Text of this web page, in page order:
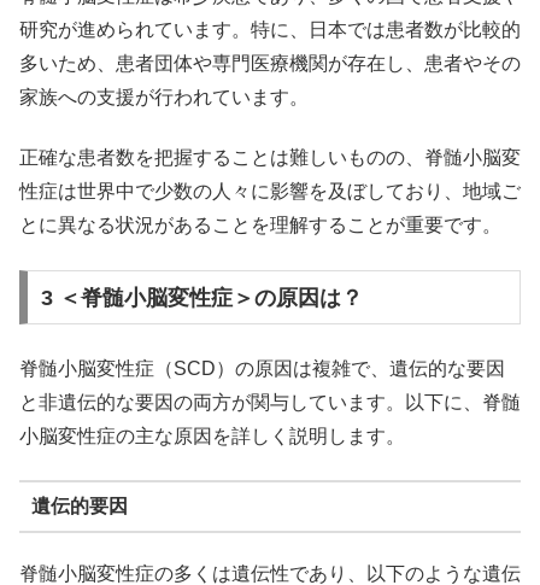
研究が進められています。特に、日本では患者数が比較的
多いため、患者団体や専門医療機関が存在し、患者やその
家族への支援が行われています。
正確な患者数を把握することは難しいものの、脊髄小脳変
性症は世界中で少数の人々に影響を及ぼしており、地域ご
とに異なる状況があることを理解することが重要です。
3 ＜脊髄小脳変性症＞の原因は？
脊髄小脳変性症（SCD）の原因は複雑で、遺伝的な要因
と非遺伝的な要因の両方が関与しています。以下に、脊髄
小脳変性症の主な原因を詳しく説明します。
遺伝的要因
脊髄小脳変性症の多くは遺伝性であり、以下のような遺伝